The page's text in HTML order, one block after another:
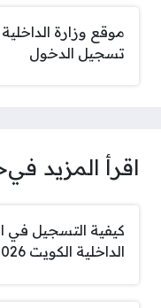
موقع وزارة
تسجيل الدخول
اقرأ المزيد في
كيفية التسجيل في
الداخلية الكويت 2026